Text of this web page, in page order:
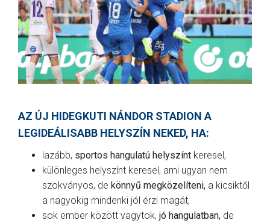
AZ ÚJ HIDEGKUTI NÁNDOR STADION A
LEGIDEÁLISABB HELYSZÍN NEKED, HA:
lazább, sportos hangulatú helyszínt keresel,
különleges helyszínt keresel, ami ugyan nem
szokványos, de könnyű megközelíteni, a kicsiktől
a nagyokig mindenki jól érzi magát,
sok ember között vagytok, jó hangulatban, de